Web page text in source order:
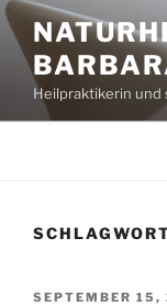
Zum
Inhalt
springen
Heilpraktikerin und
SEPTEMBER 15,